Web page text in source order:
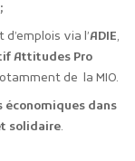
via l’ADIE,
Attitudes Pro
de la MIO.
économiques dans
solidaire.